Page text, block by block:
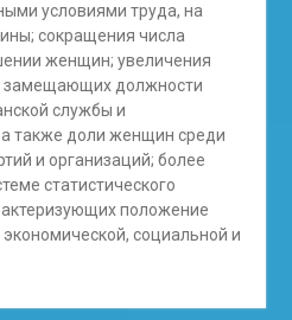
условиями труда, на
сокращения числа
женщин; увеличения
замещающих должности
службы и
также доли женщин среди
и организаций; более
статистического
положение
социальной и